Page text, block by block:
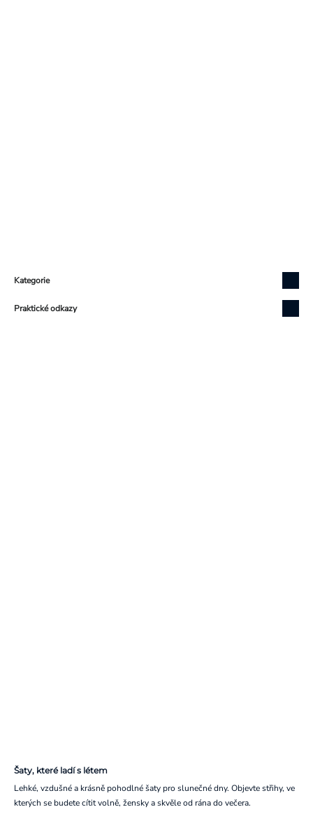
Kategorie
Praktické odkazy
Šaty, které ladí s létem
Lehké, vzdušné a krásně pohodlné šaty pro slunečné dny. Objevte střihy, ve
kterých se budete cítit volně, žensky a skvěle od rána do večera.